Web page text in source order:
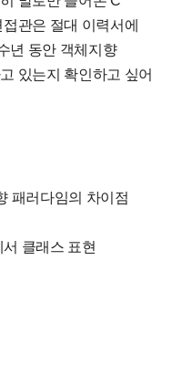
관은 절대 이력서에
년 동안 객체지향
있는지 확인하고 싶어
패러다임의 차이점
클래스 표현